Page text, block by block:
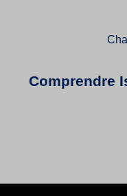
Comprendre